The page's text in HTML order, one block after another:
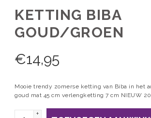
KETTING BIBA
GOUD/GROEN
€14,95
Mooie trendy zomerse ketting van Biba in het
goud mat 45 cm verlengketting 7 cm NIEUW
+